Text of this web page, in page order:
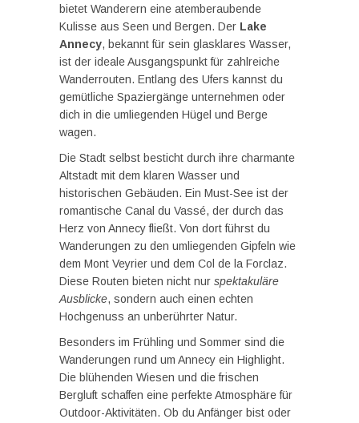
bietet Wanderern eine atemberaubende
Kulisse aus Seen und Bergen. Der Lake
Annecy, bekannt für sein glasklares Wasser,
ist der ideale Ausgangspunkt für zahlreiche
Wanderrouten. Entlang des Ufers kannst du
gemütliche Spaziergänge unternehmen oder
dich in die umliegenden Hügel und Berge
wagen.
Die Stadt selbst besticht durch ihre charmante
Altstadt mit dem klaren Wasser und
historischen Gebäuden. Ein Must-See ist der
romantische Canal du Vassé, der durch das
Herz von Annecy fließt. Von dort führst du
Wanderungen zu den umliegenden Gipfeln wie
dem Mont Veyrier und dem Col de la Forclaz.
Diese Routen bieten nicht nur spektakuläre
Ausblicke, sondern auch einen echten
Hochgenuss an unberührter Natur.
Besonders im Frühling und Sommer sind die
Wanderungen rund um Annecy ein Highlight.
Die blühenden Wiesen und die frischen
Bergluft schaffen eine perfekte Atmosphäre für
Outdoor-Aktivitäten. Ob du Anfänger bist oder